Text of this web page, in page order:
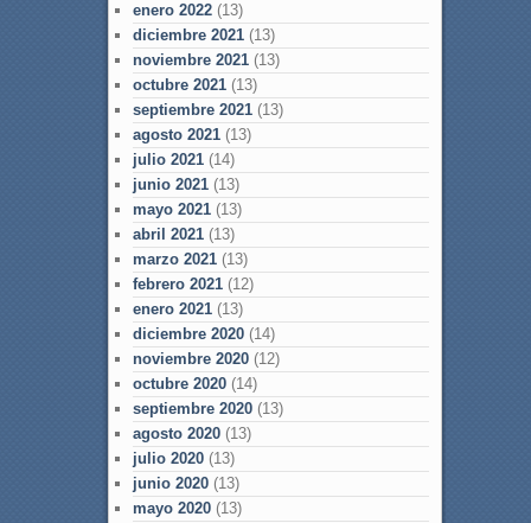
enero 2022(13)
diciembre 2021(13)
noviembre 2021(13)
octubre 2021(13)
septiembre 2021(13)
agosto 2021(13)
julio 2021(14)
junio 2021(13)
mayo 2021(13)
abril 2021(13)
marzo 2021(13)
febrero 2021(12)
enero 2021(13)
diciembre 2020(14)
noviembre 2020(12)
octubre 2020(14)
septiembre 2020(13)
agosto 2020(13)
julio 2020(13)
junio 2020(13)
mayo 2020(13)